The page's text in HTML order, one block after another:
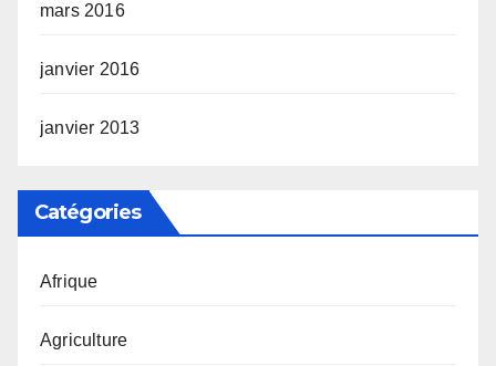
mars 2016
janvier 2016
janvier 2013
Catégories
Afrique
Agriculture